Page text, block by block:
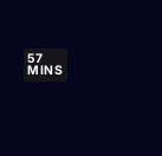
57
MINS